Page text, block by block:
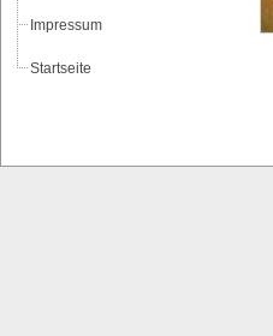
Impressum
Startseite